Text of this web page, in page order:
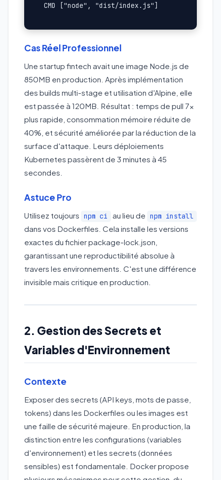
Cas Réel Professionnel
Une startup fintech avait une image Node.js de
850MB en production. Après implémentation
des builds multi-stage et utilisation d'Alpine, elle
est passée à 120MB. Résultat : temps de pull 7x
plus rapide, consommation mémoire réduite de
40%, et sécurité améliorée par la réduction de la
surface d'attaque. Leurs déploiements
Kubernetes passèrent de 3 minutes à 45
secondes.
Astuce Pro
Utilisez toujours npm ci au lieu de npm install
dans vos Dockerfiles. Cela installe les versions
exactes du fichier package-lock.json,
garantissant une reproductibilité absolue à
travers les environnements. C'est une différence
invisible mais critique en production.
2. Gestion des Secrets et
Variables d'Environnement
Contexte
Exposer des secrets (API keys, mots de passe,
tokens) dans les Dockerfiles ou les images est
une faille de sécurité majeure. En production, la
distinction entre les configurations (variables
d'environnement) et les secrets (données
sensibles) est fondamentale. Docker propose